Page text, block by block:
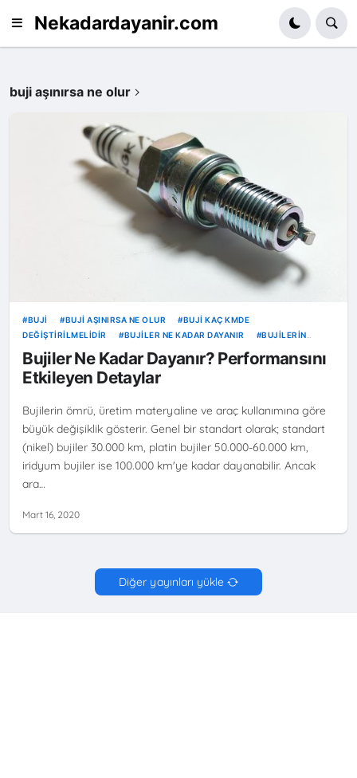
Nekadardayanir.com
buji aşınırsa ne olur
BUJI BUJI AŞINIRSA NE OLUR
BUJI KAÇ KMDE
DEĞIŞTIRILMELIDIR
BUJILER NE KADAR DAYANIR
BUJILERIN
ÖMRÜ
Bujiler Ne Kadar Dayanır? Performansını
Etkileyen Detaylar
Bujilerin ömrü, üretim materyaline ve araç kullanımına göre
büyük değişiklik gösterir. Genel bir standart olarak; standart
(nikel) bujiler 30.000 km, platin bujiler 50.000-60.000 km,
iridyum bujiler ise 100.000 km'ye kadar dayanabilir. Ancak
ara…
Mart 16, 2020
Diğer yayınları yükle